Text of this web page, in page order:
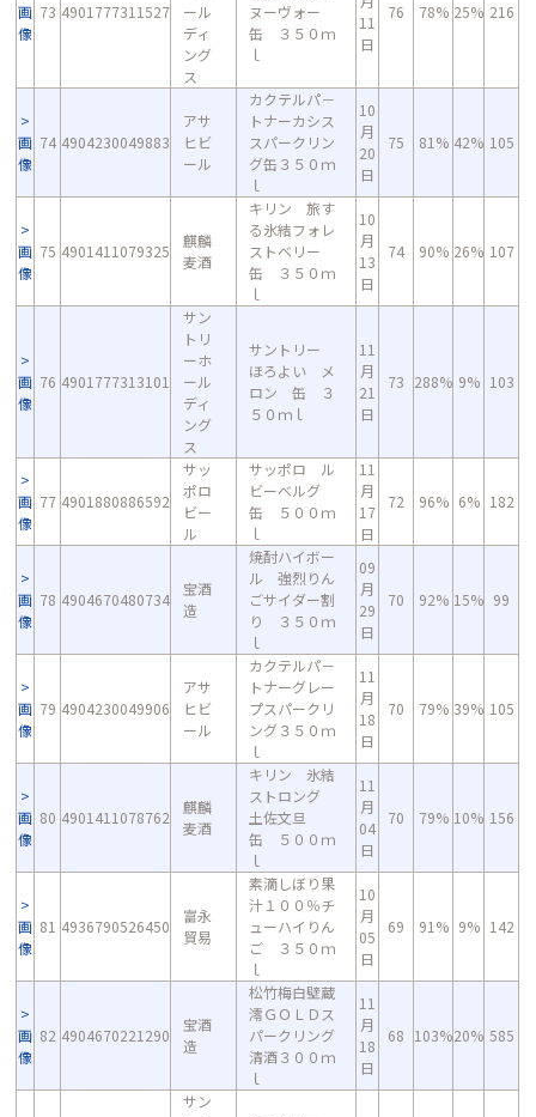
画
像
73 4901777311527
ール
ディ
ング
ス
ヌーヴォー
缶 ３５０ｍ
ｌ
11
日
76 78% 25% 216
画
像
74 4904230049883
アサ
ヒビ
ール
カクテルパ－
トナーカシス
スパークリン
グ缶３５０ｍ
ｌ
10
月
20
日
75 81% 42% 105
画
像
75 4901411079325
麒麟
麦酒
キリン 旅す
る氷結フォレ
ストベリー
缶 ３５０ｍ
ｌ
10
月
13
日
74 90% 26% 107
画
像
76 4901777313101
サン
トリ
ーホ
ール
ディ
ング
ス
サントリー
ほろよい メ
ロン 缶 ３
５０ｍｌ
11
月
21
日
73 288% 9% 103
画
像
77 4901880886592
サッ
ポロ
ビー
ル
サッポロ ル
ビーベルグ
缶 ５００ｍ
ｌ
11
月
17
日
72 96% 6% 182
画
像
78 4904670480734
宝酒
造
焼酎ハイボー
ル 強烈りん
ごサイダー割
り ３５０ｍ
ｌ
09
月
29
日
70 92% 15% 99
画
像
79 4904230049906
アサ
ヒビ
ール
カクテルパ－
トナーグレー
プスパークリ
ング３５０ｍ
ｌ
11
月
18
日
70 79% 39% 105
画
像
80 4901411078762
麒麟
麦酒
キリン 氷結
ストロング
土佐文旦
缶 ５００ｍ
ｌ
11
月
04
日
70 79% 10% 156
画
像
81 4936790526450
富永
貿易
素滴しぼり果
汁１００％チ
ューハイりん
ご ３５０ｍ
ｌ
10
月
05
日
69 91% 9% 142
画
像
82 4904670221290
宝酒
造
松竹梅白壁蔵
澪ＧＯＬＤス
パークリング
清酒３００ｍ
ｌ
11
月
18
日
68 103%20% 585
サン